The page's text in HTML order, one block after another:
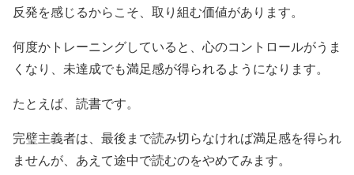
反発を感じるからこそ、取り組む価値があります。
何度かトレーニングしていると、心のコントロールがうま
くなり、未達成でも満足感が得られるようになります。
たとえば、読書です。
完璧主義者は、最後まで読み切らなければ満足感を得られ
ませんが、あえて途中で読むのをやめてみます。